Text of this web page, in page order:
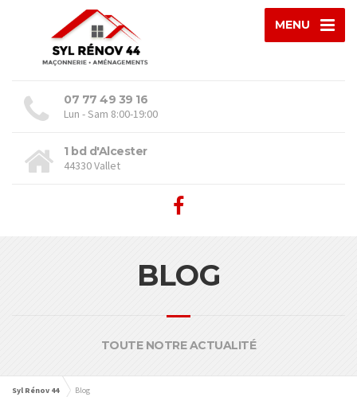
MENU
07 77 49 39 16
Lun - Sam 8:00-19:00
1 bd d'Alcester
44330 Vallet
BLOG
TOUTE NOTRE ACTUALITÉ
Syl Rénov 44 Blog